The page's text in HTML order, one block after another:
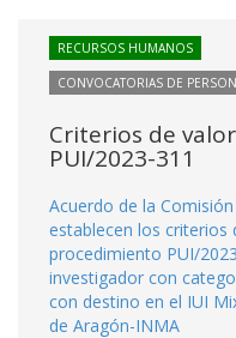
RECURSOS HUMANOS
CONVOCATORIAS DE
Criterios de
PUI/2023-311
Acuerdo de la
establecen los criterios
procedimiento PUI/
investigador con
con destino en el IUI
de Aragón-INMA